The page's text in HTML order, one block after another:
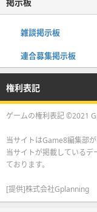
雑談掲示板
連合募集掲示板
権利表記
ゲームの権利表記 ©2021
当サイトはGame8編集部
当サイトが掲載している
ております。
[提供]株式会社Gplanning